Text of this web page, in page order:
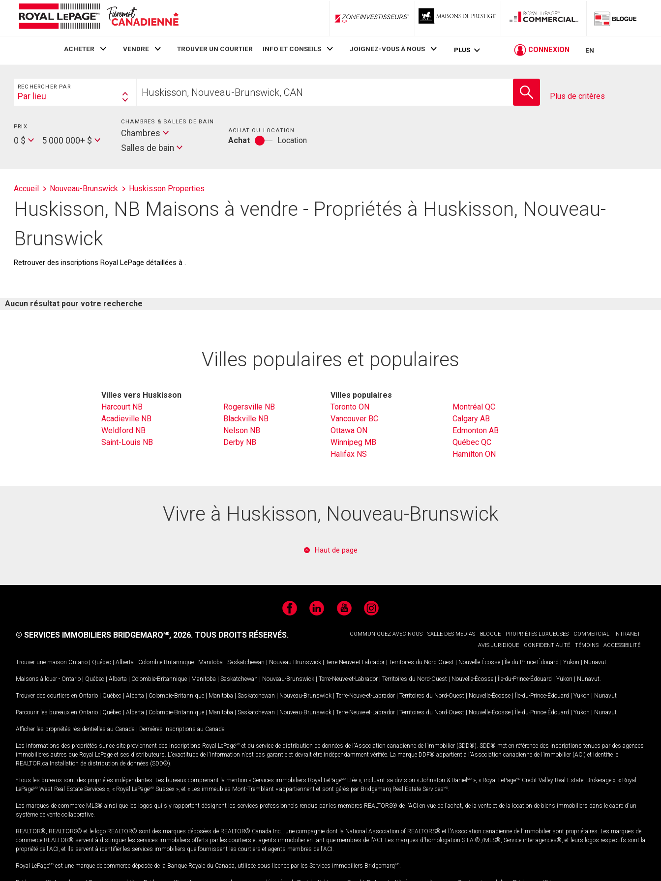
ZoneInvestisseurs RLP
ACHETER VENDRE TROUVER UN COURTIER INFO ET CONSEILS JOIGNEZ-VOUS À NOUS PLUS CONNEXION EN
Rechercher
RECHERCHER PAR
Search
Par lieu
votre
Plus de critères
PRIX
Price
0 $
Max
5 000 000+ $
CHAMBRES & SALLES DE BAIN
Chambres
bain
Salles de bain
ACHAT OU LOCATION
Achat
Achat
Location
Accueil Nouveau-Brunswick Huskisson Properties
Huskisson, NB Maisons à vendre - Propriétés à Huskisson, Nouveau-
Brunswick
Retrouver des inscriptions Royal LePage détaillées à .
Aucun résultat pour votre recherche
Villes populaires et populaires
Villes vers Huskisson
Harcourt NB
Rogersville NB
Acadieville NB
Blackville NB
Weldford NB
Nelson NB
Saint-Louis NB
Derby NB
Villes populaires
Toronto ON
Montréal QC
Vancouver BC
Calgary AB
Ottawa ON
Edmonton AB
Winnipeg MB
Québec QC
Halifax NS
Hamilton ON
Vivre à Huskisson, Nouveau-Brunswick
Haut de page
FacebookLinkedIn YouTubeInstagram
COMMUNIQUEZ AVEC NOUS SALLE DES MÉDIAS BLOGUE PROPRIÉTÉS LUXUEUSES COMMERCIAL
INTRANET
AVIS JURIDIQUE
CONFIDENTIALITÉ TÉMOINS ACCESSIBILITÉ
© SERVICES IMMOBILIERS BRIDGEMARQMD, 2026. TOUS DROITS RÉSERVÉS.
Trouver une maison Ontario Québec Alberta Colombie-Britannique Manitoba Saskatchewan Nouveau-Brunswick Terre-Neuve-et-Labrador Territoires du Nord-Ouest Nouvelle-Écosse Île-du-Prince-Édouard Yukon Nunavut.
Maisons à louer - Ontario Québec Alberta Colombie-Britannique Manitoba Saskatchewan Nouveau-Brunswick Terre-Neuve-et-Labrador Territoires du Nord-Ouest Nouvelle-Écosse Île-du-Prince-Édouard Yukon Nunavut.
Trouver des courtiers en Ontario Québec Alberta Colombie-Britannique Manitoba Saskatchewan Nouveau-Brunswick Terre-Neuve-et-Labrador Territoires du Nord-Ouest Nouvelle-Écosse Île-du-Prince-Édouard Yukon Nunavut
Parcourir les bureaux en Ontario Québec Alberta Colombie-Britannique Manitoba Saskatchewan Nouveau-Brunswick Terre-Neuve-et-Labrador Territoires du Nord-Ouest Nouvelle-Écosse Île-du-Prince-Édouard Yukon Nunavut
Afficher les propriétés résidentielles au Canada Dernières inscriptions au Canada
Les informations des propriétés sur ce site proviennent des inscriptions Royal LePageMD et du service de distribution de données de l'Association canadienne de l’immobilier (SDD®). SDD® met en référence des inscriptions tenues par des agences
immobilières autres que Royal LePage et ses distributeurs. L'exactitude de l'information n'est pas garantie et devrait être indépendamment vérifiée. La marque DDF® appartient à l'Association canadienne de l’immobilier (ACI) et identifie le
REALTOR.ca Installation de distribution de données (SDD®).
*Tous les bureaux sont des propriétés indépendantes. Les bureaux comprenant la mention « Services immobiliers Royal LePageMD Ltée », incluant sa division « Johnston & Daniel MD », « Royal LePageMD Credit Valley Real Estate, Brokerage », « Royal
LePageMD West Real Estate Services », « Royal LePageMD Sussex », et « Les immeubles Mont-Tremblant » appartiennent et sont gérés par Bridgemarq Real Estate ServicesMD.
Les marques de commerce MLS® ainsi que les logos qui s'y rapportent désignent les services professionnels rendus par les membres REALTORS® de l'ACI en vue de l'achat, de la vente et de la location de biens immobiliers dans le cadre d'un
système de vente collaborative.
REALTOR®, REALTORS® et le logo REALTOR® sont des marques déposées de REALTOR® Canada Inc., une compagnie dont la National Association of REALTORS® et l'Association canadienne de l’immobilier sont propriétaires. Les marques de
commerce REALTOR® servent à distinguer les services immobiliers offerts par les courtiers et agents immobilier en tant que membres de l'ACI. Les marques d'homologation S.I.A.® /MLS®, Service inter-agences®, et leurs logos respectifs sont la
propriété de l'ACI, et ils servent à identifier les services immobiliers que fournissent les courtiers et agents membres de l'ACI.
Royal LePageMD est une marque de commerce déposée de la Banque Royale du Canada, utilisée sous licence par les Services immobiliers BridgemarqMD.